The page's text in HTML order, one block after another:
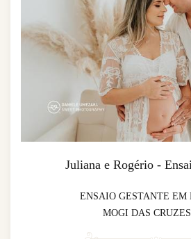
Juliana e Rogério -
ENSAIO GESTANTE EM
MOGI DAS